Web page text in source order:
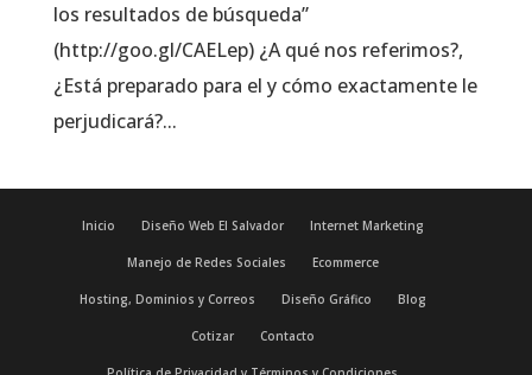
los resultados de búsqueda”
(http://goo.gl/CAELep) ¿A qué nos referimos?,
¿Está preparado para el y cómo exactamente le
perjudicará?...
Inicio Diseño Web El Salvador Internet Marketing
Manejo de Redes Sociales Ecommerce
Hosting, Dominios y Correos Diseño Gráfico Blog
Cotizar Contacto